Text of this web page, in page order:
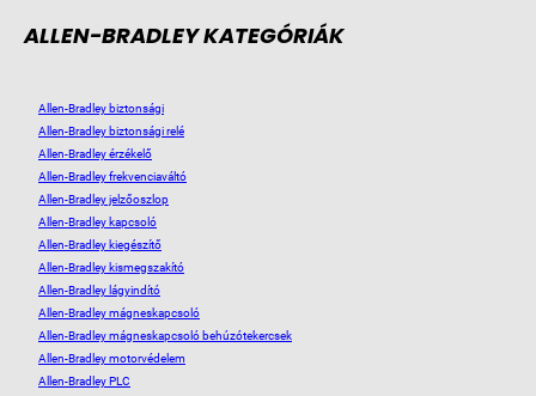
ALLEN-BRADLEY KATEGÓRIÁK
Allen-Bradley biztonsági
Allen-Bradley biztonsági relé
Allen-Bradley érzékelő
Allen-Bradley frekvenciaváltó
Allen-Bradley jelzőoszlop
Allen-Bradley kapcsoló
Allen-Bradley kiegészítő
Allen-Bradley kismegszakító
Allen-Bradley lágyindító
Allen-Bradley mágneskapcsoló
Allen-Bradley mágneskapcsoló behúzótekercsek
Allen-Bradley motorvédelem
Allen-Bradley PLC